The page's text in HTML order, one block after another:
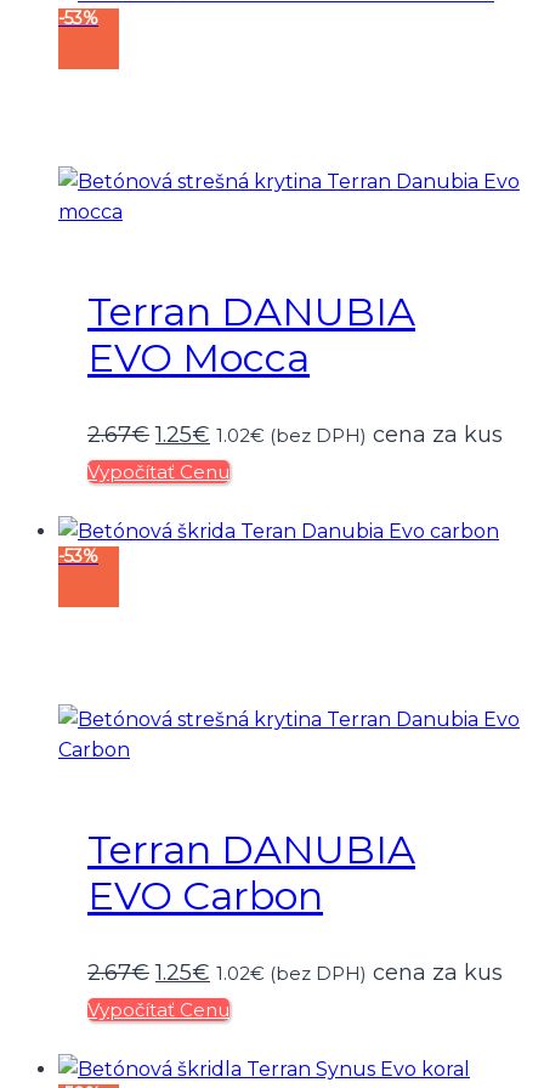
-53%
Terran DANUBIA
EVO Mocca
2.67€Pôvodná
cena
bola:
1.25€ Aktuálna
cena
je:
1.02€ (bez DPH) cena za kus
Vypočítať Cenu
-53%
Terran DANUBIA
EVO Carbon
2.67€Pôvodná
cena
bola:
1.25€ Aktuálna
cena
je:
1.02€ (bez DPH) cena za kus
Vypočítať Cenu